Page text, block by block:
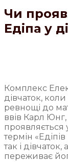
Чи
Едіпа у
Комплекс
дівчаток,
ревнощі до
ввів Карл
проявляється
термін
так і
переживає